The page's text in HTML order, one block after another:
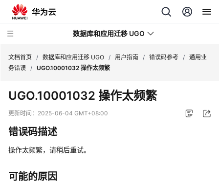
数据库和应用迁移 UGO
新
动
品
绍
文档首页 / 数据库和应用迁移 UGO / 用户指南 / 错误码参考 / 通用业
务错误 / UGO.10001032 操作太频繁
UGO.10001032 操作太频繁
更新时间： 2025-06-04 GMT+08:00
错误码描述
操作太频繁，请稍后重试。
可能的原因